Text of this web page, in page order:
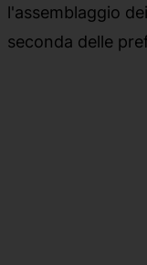
l'assemblaggio
seconda delle